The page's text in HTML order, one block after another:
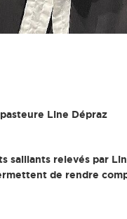
Line Dépraz
saillants relevés par
de rendre